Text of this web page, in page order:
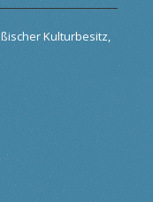
Kulturbesitz,